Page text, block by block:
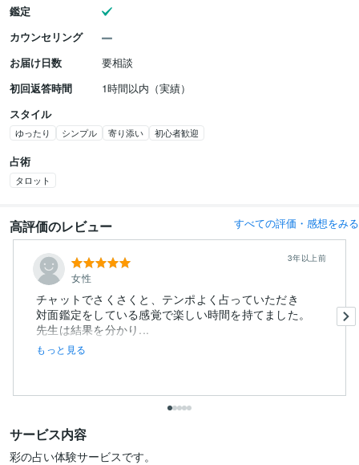
鑑定
カウンセリング
お届け日数
要相談
初回返答時間
1時間以内（実績）
スタイル
ゆったり シンプル 寄り添い 初心者歓迎
占術
タロット
高評価のレビュー すべての評価・感想をみる
女性
3年以上前
チャットでさくさくと、テンポよく占っていただき
対面鑑定をしている感覚で楽しい時間を持てました。
先生は結果を分かり...
もっと見る
サービス内容
彩の占い体験サービスです。